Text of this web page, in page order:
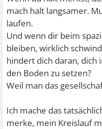
mach halt langsamer.
laufen.
Und wenn dir beim
bleiben, wirklich
hindert dich daran, dich
den Boden zu setzen?
Weil man das
Ich mache das
merke, mein Kreislauf